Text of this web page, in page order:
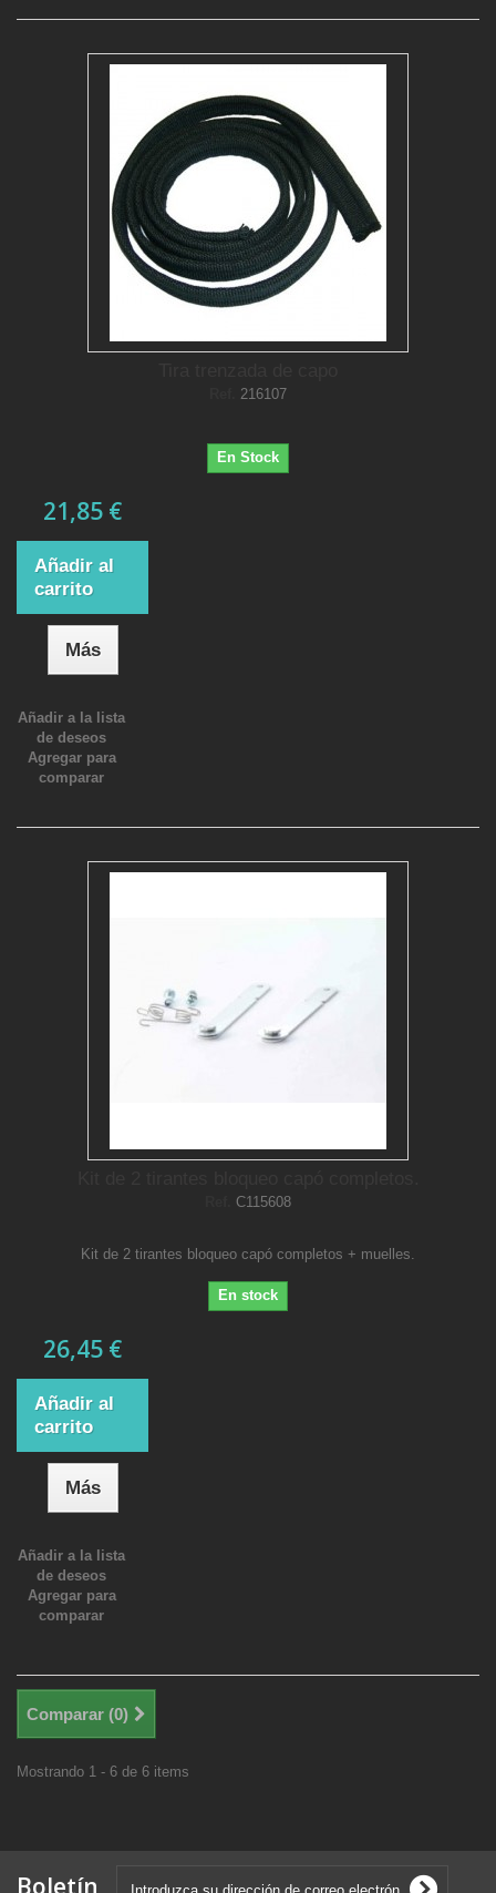
216107
En Stock
21,85 €
Añadir al
carrito
Más
Añadir a la lista
de deseos
Agregar para
comparar
C115608
Kit de 2 tirantes bloqueo capó completos + muelles.
En stock
26,45 €
Añadir al
carrito
Más
Añadir a la lista
de deseos
Agregar para
comparar
Comparar (0)
Mostrando 1 - 6 de 6 items
Boletín